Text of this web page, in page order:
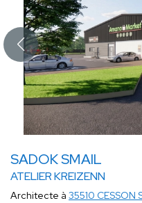
SADOK SMAIL
ATELIER KREIZENN
Architecte à 35510 CESSON